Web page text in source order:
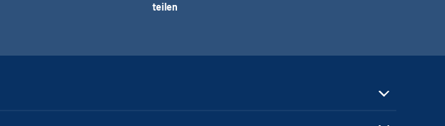
teilen